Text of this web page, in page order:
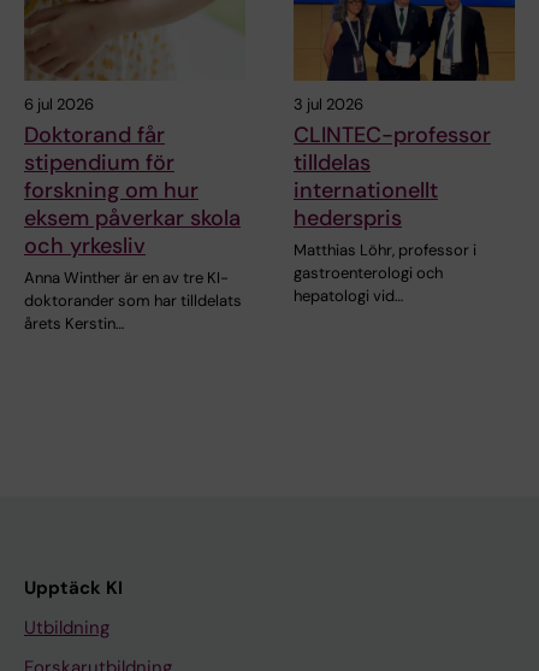
6 jul 2026
Doktorand får
stipendium för
forskning om hur
eksem påverkar skola
och yrkesliv
Anna Winther är en av tre KI-
doktorander som har tilldelats
årets Kerstin…
3 jul 2026
CLINTEC-professor
tilldelas
internationellt
hederspris
Matthias Löhr, professor i
gastroenterologi och
hepatologi vid…
Upptäck KI
Utbildning